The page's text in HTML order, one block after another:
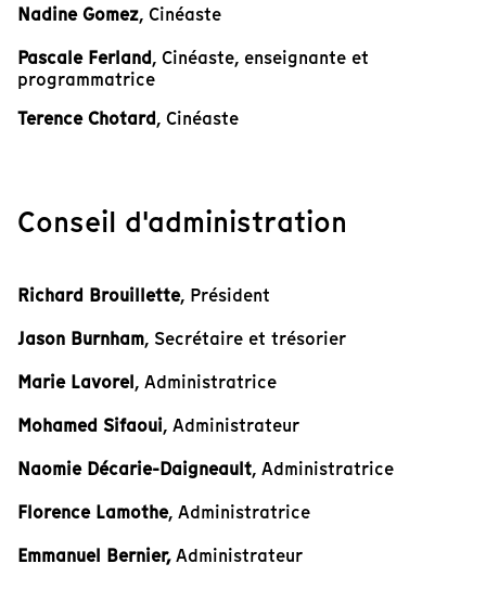
Nadine Gomez, Cinéaste
Pascale Ferland, Cinéaste, enseignante et
programmatrice
Terence Chotard, Cinéaste
Conseil d'administration
Richard Brouillette, Président
Jason Burnham, Secrétaire et trésorier
Marie Lavorel, Administratrice
Mohamed Sifaoui, Administrateur
Naomie Décarie-Daigneault, Administratrice
Florence Lamothe, Administratrice
Emmanuel Bernier,Administrateur